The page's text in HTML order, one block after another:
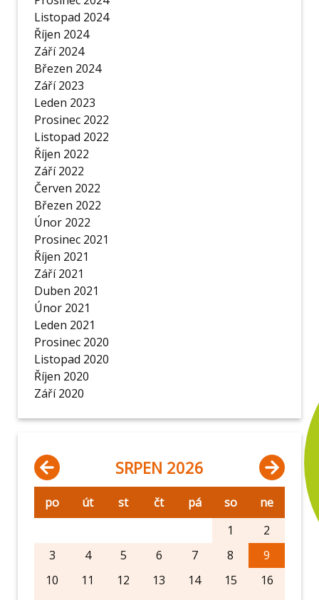
Listopad 2024
Říjen 2024
Září 2024
Březen 2024
Září 2023
Leden 2023
Prosinec 2022
Listopad 2022
Říjen 2022
Září 2022
Červen 2022
Březen 2022
Únor 2022
Prosinec 2021
Říjen 2021
Září 2021
Duben 2021
Únor 2021
Leden 2021
Prosinec 2020
Listopad 2020
Říjen 2020
Září 2020
SRPEN 2026
po út st čt pá so
ne
1
2
3
4 5 6 7 8
9
10
11 12 13 14 15
16